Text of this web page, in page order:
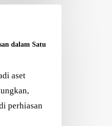
dalam Satu
aset
perhiasan